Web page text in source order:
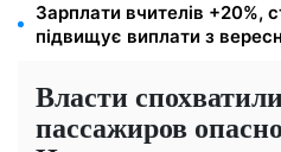
Зарплати вчителів +20%,
підвищує виплати з
Власти
пассажиров